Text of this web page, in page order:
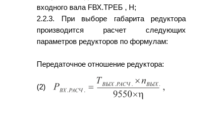
входного вала FВХ.ТРЕБ , Н;
2.2.3. При выборе габарита редуктора
производится расчет следующих
параметров редукторов по формулам:
Передаточное отношение редуктора:
(2)